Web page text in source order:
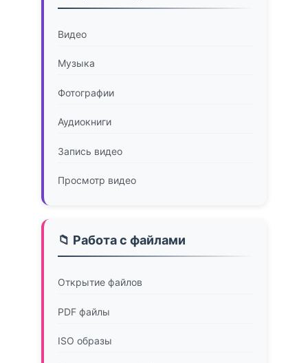
Видео
Музыка
Фотографии
Аудиокниги
Запись видео
Просмотр видео
📁 Работа с файлами
Открытие файлов
PDF файлы
ISO образы